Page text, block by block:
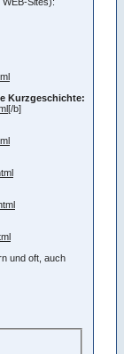
Kurzgeschichte:
[/b]
und oft, auch